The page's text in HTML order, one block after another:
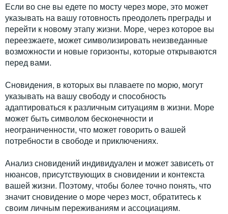
Если во сне вы едете по мосту через море, это может
указывать на вашу готовность преодолеть преграды и
перейти к новому этапу жизни. Море, через которое вы
переезжаете, может символизировать неизведанные
возможности и новые горизонты, которые открываются
перед вами.
Сновидения, в которых вы плаваете по морю, могут
указывать на вашу свободу и способность
адаптироваться к различным ситуациям в жизни. Море
может быть символом бесконечности и
неограниченности, что может говорить о вашей
потребности в свободе и приключениях.
Анализ сновидений индивидуален и может зависеть от
нюансов, присутствующих в сновидении и контекста
вашей жизни. Поэтому, чтобы более точно понять, что
значит сновидение о море через мост, обратитесь к
своим личным переживаниям и ассоциациям.